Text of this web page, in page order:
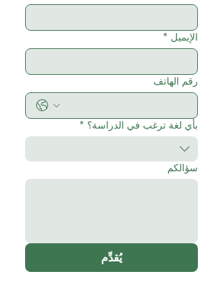
الإيميل *
رقم الهاتف
بأي لغة ترغب في الدراسة؟ *
سؤالكم
يُقدِّم